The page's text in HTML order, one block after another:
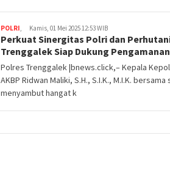
POLRI Kamis, 01 Mei 2025 12:53 WIB
Perkuat Sinergitas Polri dan
Trenggalek Siap Dukung
Polres Trenggalek |bnews.click,– Kepala
AKBP Ridwan Maliki, S.H., S.I.K., M.I.K.
menyambut hangat k